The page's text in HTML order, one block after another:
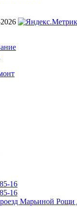
16
16
Марьиной Рощи